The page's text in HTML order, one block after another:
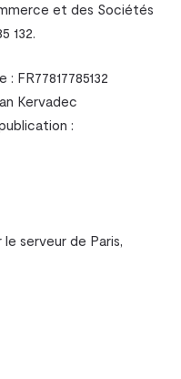
et des Sociétés
132.
FR77817785132
Kervadec
:
serveur de Paris,